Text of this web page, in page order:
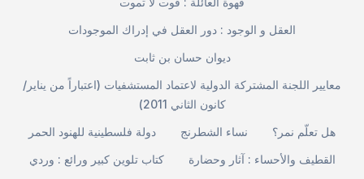
العقل و الوجود : دور العقل في إدراك الموجودات
ديوان حسان بن ثابت
معايير اللجنة المشتركة الدولية لاعتماد المستشفيات (اعتباراً من يناير/
كانون الثاني 2011)
دولة فلسطينية للهنود الحمر
نساء الشطرنج
هل تعلّم نمر؟
كتاب تلوين كبير ورائع : وردي
القطيف والأحساء : آثار وحضارة